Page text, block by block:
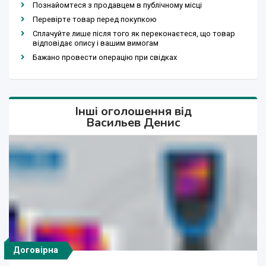
Познайомтеся з продавцем в публічному місці
Перевірте товар перед покупкою
Сплачуйте лише після того як переконаєтеся, що товар
відповідає опису і вашим вимогам
Бажано провести операцію при свідках
Інші оголошення від
Васильев Денис
Договірна
Договірна
Договірна
Договірна Договірна
Договірна
Договірна
Договірна
Договірна
Договірна
Договірна
Договірна